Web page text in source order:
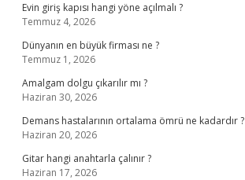
Evin giriş kapısı hangi yöne açılmalı ?
Temmuz 4, 2026
Dünyanın en büyük firması ne ?
Temmuz 1, 2026
Amalgam dolgu çıkarılır mı ?
Haziran 30, 2026
Demans hastalarının ortalama ömrü ne kadardır ?
Haziran 20, 2026
Gitar hangi anahtarla çalınır ?
Haziran 17, 2026